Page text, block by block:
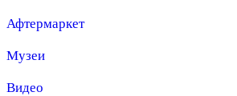
Афтермаркет
Музеи
Видео